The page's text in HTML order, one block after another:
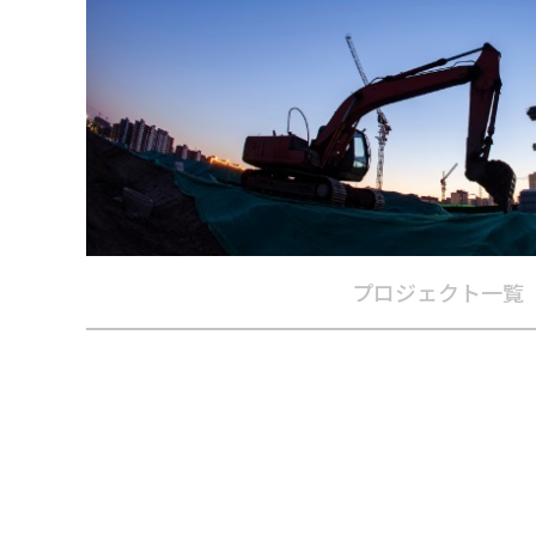
プロジェクト一覧